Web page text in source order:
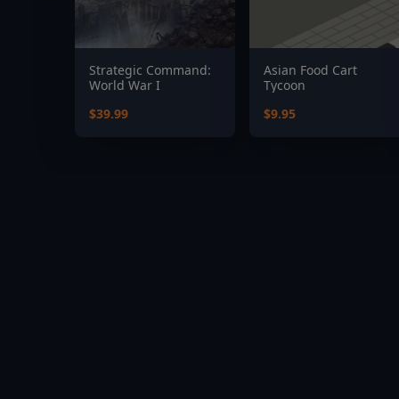
Strategic Command:
World War I
$39.99
Asian Food Cart
Tycoon
$9.95